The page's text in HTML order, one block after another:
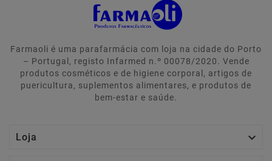
Farmaoli é uma parafarmácia com loja na cidade do Porto
– Portugal, registo Infarmed n.º 00078/2020. Vende
produtos cosméticos e de higiene corporal, artigos de
puericultura, suplementos alimentares, e produtos de
bem-estar e saúde.
Loja 